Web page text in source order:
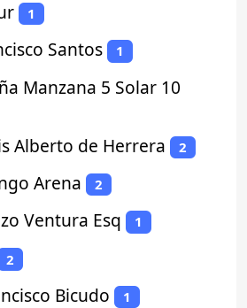
1
Santos 1
Manzana 5 Solar 10
Alberto de Herrera 2
Arena 2
Ventura Esq 1
2
Bicudo 1